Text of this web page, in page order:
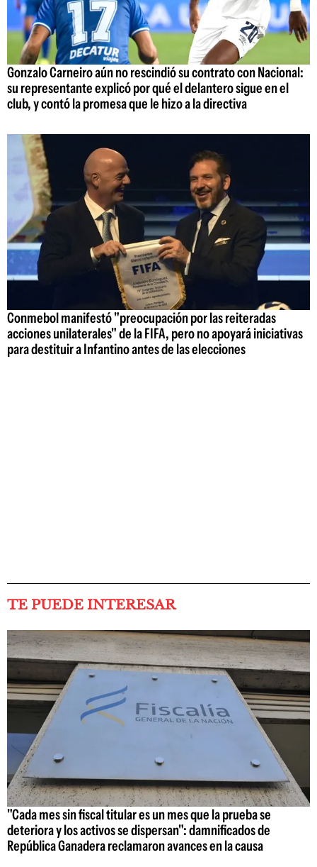
Gonzalo Carneiro aún no rescindió su contrato con Nacional:
su representante explicó por qué el delantero sigue en el
club, y contó la promesa que le hizo a la directiva
Conmebol manifestó "preocupación por las reiteradas
acciones unilaterales" de la FIFA, pero no apoyará iniciativas
para destituir a Infantino antes de las elecciones
TE PUEDE INTERESAR
"Cada mes sin fiscal titular es un mes que la prueba se
deteriora y los activos se dispersan": damnificados de
República Ganadera reclamaron avances en la causa